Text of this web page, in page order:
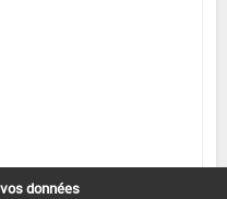
données